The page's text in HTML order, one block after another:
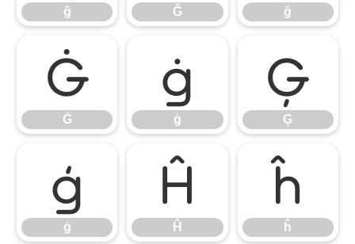
ĝ Ğ ğ
Ġ
Ġ
ġ
ġ
Ģ
Ģ
ģ
ģ
Ĥ
Ĥ
ĥ
ĥ